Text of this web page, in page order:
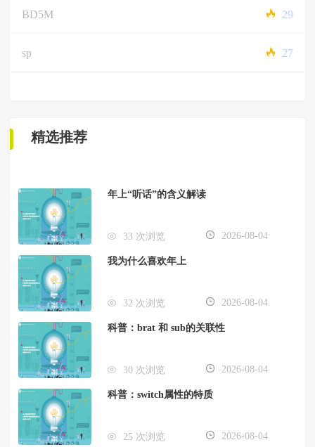
BD5M 29
sp 27
精选推荐
年上“听话”的含义解读
33 次浏览 2026-08-04
我为什么喜欢年上
32 次浏览 2026-08-04
科普：brat 和 sub的关联性
30 次浏览 2026-08-04
科普：switch属性的特质
25 次浏览 2026-08-04